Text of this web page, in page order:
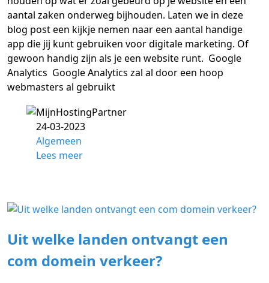
aantal zaken onderweg bijhouden. Laten we in deze
blog post een kijkje nemen naar een aantal handige
app die jij kunt gebruiken voor digitale marketing. Of
gewoon handig zijn als je een website runt. Google
Analytics Google Analytics zal al door een hoop
webmasters al gebruikt
24-03-2023
Algemeen
Lees meer
Uit welke landen ontvangt een
com domein verkeer?